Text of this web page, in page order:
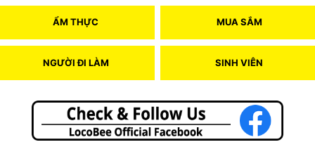
ẨM THỰC MUA SẮM
NGƯỜI ĐI LÀM SINH VIÊN